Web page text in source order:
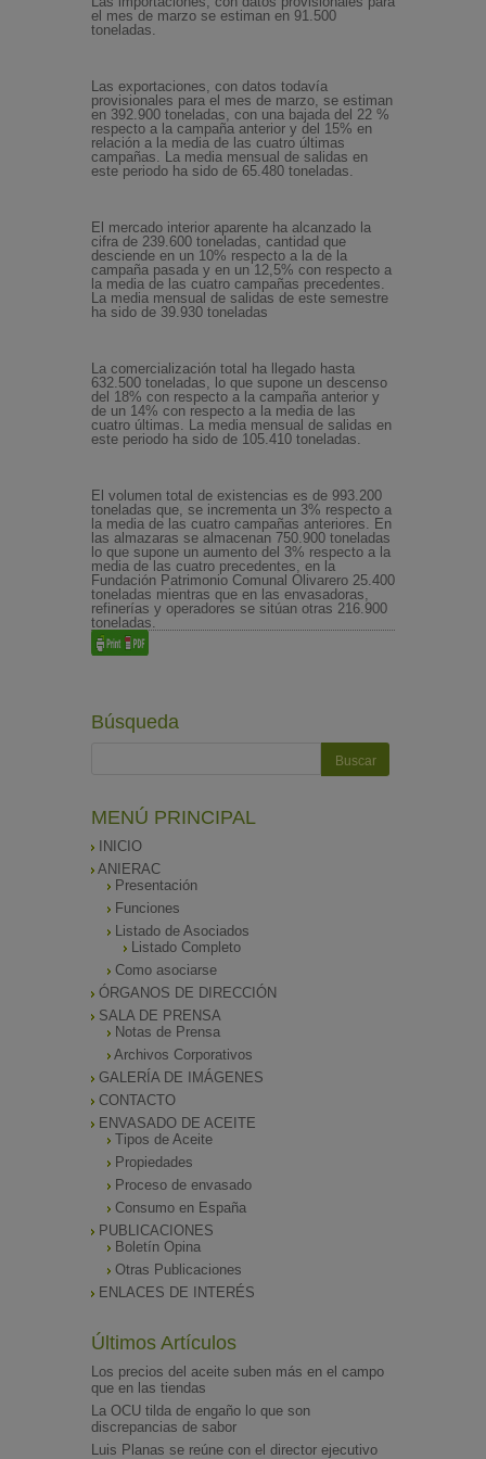
el mes de marzo se estiman en 91.500
toneladas.
Las exportaciones, con datos todavía
provisionales para el mes de marzo, se estiman
en 392.900 toneladas, con una bajada del 22 %
respecto a la campaña anterior y del 15% en
relación a la media de las cuatro últimas
campañas. La media mensual de salidas en
este periodo ha sido de 65.480 toneladas.
El mercado interior aparente ha alcanzado la
cifra de 239.600 toneladas, cantidad que
desciende en un 10% respecto a la de la
campaña pasada y en un 12,5% con respecto a
la media de las cuatro campañas precedentes.
La media mensual de salidas de este semestre
ha sido de 39.930 toneladas
La comercialización total ha llegado hasta
632.500 toneladas, lo que supone un descenso
del 18% con respecto a la campaña anterior y
de un 14% con respecto a la media de las
cuatro últimas. La media mensual de salidas en
este periodo ha sido de 105.410 toneladas.
El volumen total de existencias es de 993.200
toneladas que, se incrementa un 3% respecto a
la media de las cuatro campañas anteriores. En
las almazaras se almacenan 750.900 toneladas
lo que supone un aumento del 3% respecto a la
media de las cuatro precedentes, en la
Fundación Patrimonio Comunal Olivarero 25.400
toneladas mientras que en las envasadoras,
refinerías y operadores se sitúan otras 216.900
toneladas.
Búsqueda
MENÚ PRINCIPAL
INICIO
ANIERAC
Presentación
Funciones
Listado de Asociados
Listado Completo
Como asociarse
ÓRGANOS DE DIRECCIÓN
SALA DE PRENSA
Notas de Prensa
Archivos Corporativos
GALERÍA DE IMÁGENES
CONTACTO
ENVASADO DE ACEITE
Tipos de Aceite
Propiedades
Proceso de envasado
Consumo en España
PUBLICACIONES
Boletín Opina
Otras Publicaciones
ENLACES DE INTERÉS
Últimos Artículos
Los precios del aceite suben más en el campo
que en las tiendas
La OCU tilda de engaño lo que son
discrepancias de sabor
Luis Planas se reúne con el director ejecutivo